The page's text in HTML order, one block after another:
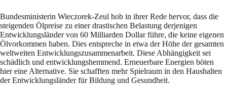
Bundesministerin Wieczorek-Zeul hob in ihrer Rede hervor, dass die
steigenden Ölpreise zu einer drastischen Belastung derjenigen
Entwicklungsländer von 60 Milliarden Dollar führe, die keine eigenen
Ölvorkommen haben. Dies entspreche in etwa der Höhe der gesamten
weltweiten Entwicklungszusammenarbeit. Diese Abhängigkeit sei
schädlich und entwicklungshemmend. Erneuerbare Energien böten
hier eine Alternative. Sie schafften mehr Spielraum in den Haushalten
der Entwicklungsländer für Bildung und Gesundheit.